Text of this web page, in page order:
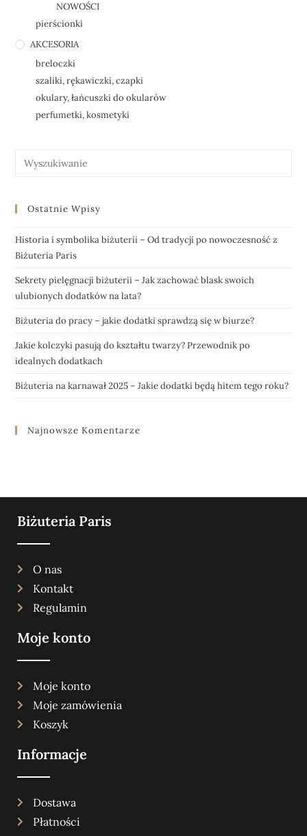
NOWOŚCI
pierścionki
AKCESORIA
breloczki
szaliki, rękawiczki, czapki
okulary, łańcuszki do okularów
perfumetki, kosmetyki
Ostatnie Wpisy
Historia i symbolika biżuterii – Od tradycji po nowoczesność z
Biżuteria Paris
Sekrety pielęgnacji biżuterii – Jak zachować blask swoich
ulubionych dodatków na lata?
Biżuteria do pracy – jakie dodatki sprawdzą się w biurze?
Jakie kolczyki pasują do kształtu twarzy? Przewodnik po
idealnych dodatkach
Biżuteria na karnawał 2025 – Jakie dodatki będą hitem tego roku?
Najnowsze Komentarze
Biżuteria Paris
O nas
Kontakt
Regulamin
Moje konto
Moje konto
Moje zamówienia
Koszyk
Informacje
Dostawa
Płatności